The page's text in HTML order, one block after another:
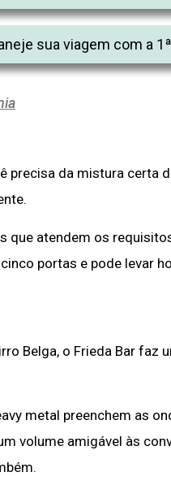
sua viagem com a
precisa da mistura certa
que atendem os
portas e pode levar
Belga, o Frieda Bar
metal preenchem as
volume amigável às